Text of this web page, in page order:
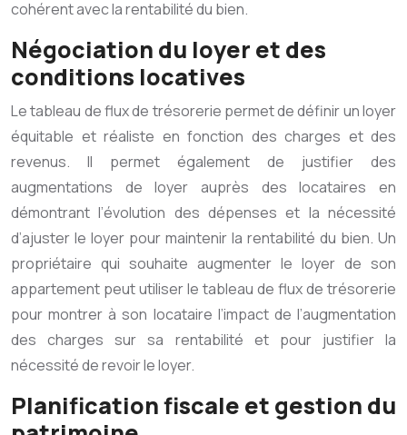
cohérent avec la rentabilité du bien.
Négociation du loyer et des
conditions locatives
Le tableau de flux de trésorerie permet de définir un loyer
équitable et réaliste en fonction des charges et des
revenus. Il permet également de justifier des
augmentations de loyer auprès des locataires en
démontrant l’évolution des dépenses et la nécessité
d’ajuster le loyer pour maintenir la rentabilité du bien. Un
propriétaire qui souhaite augmenter le loyer de son
appartement peut utiliser le tableau de flux de trésorerie
pour montrer à son locataire l’impact de l’augmentation
des charges sur sa rentabilité et pour justifier la
nécessité de revoir le loyer.
Planification fiscale et gestion du